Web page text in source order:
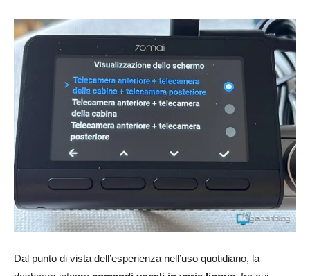
Dal punto di vista dell’esperienza nell’uso quotidiano, la